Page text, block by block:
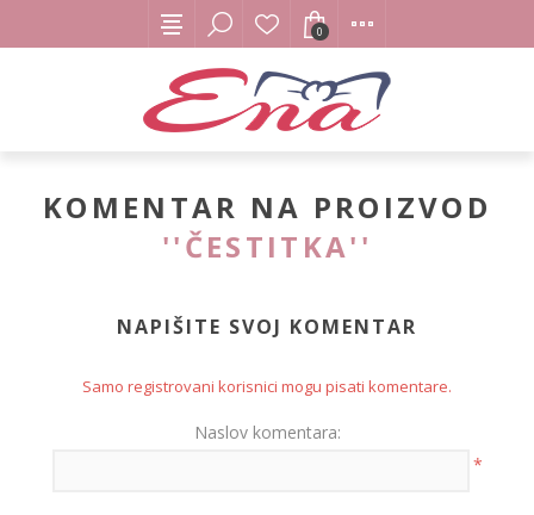
0
KOMENTAR NA PROIZVOD
ČESTITKA
NAPIŠITE SVOJ KOMENTAR
Samo registrovani korisnici mogu pisati komentare.
Naslov komentara:
*